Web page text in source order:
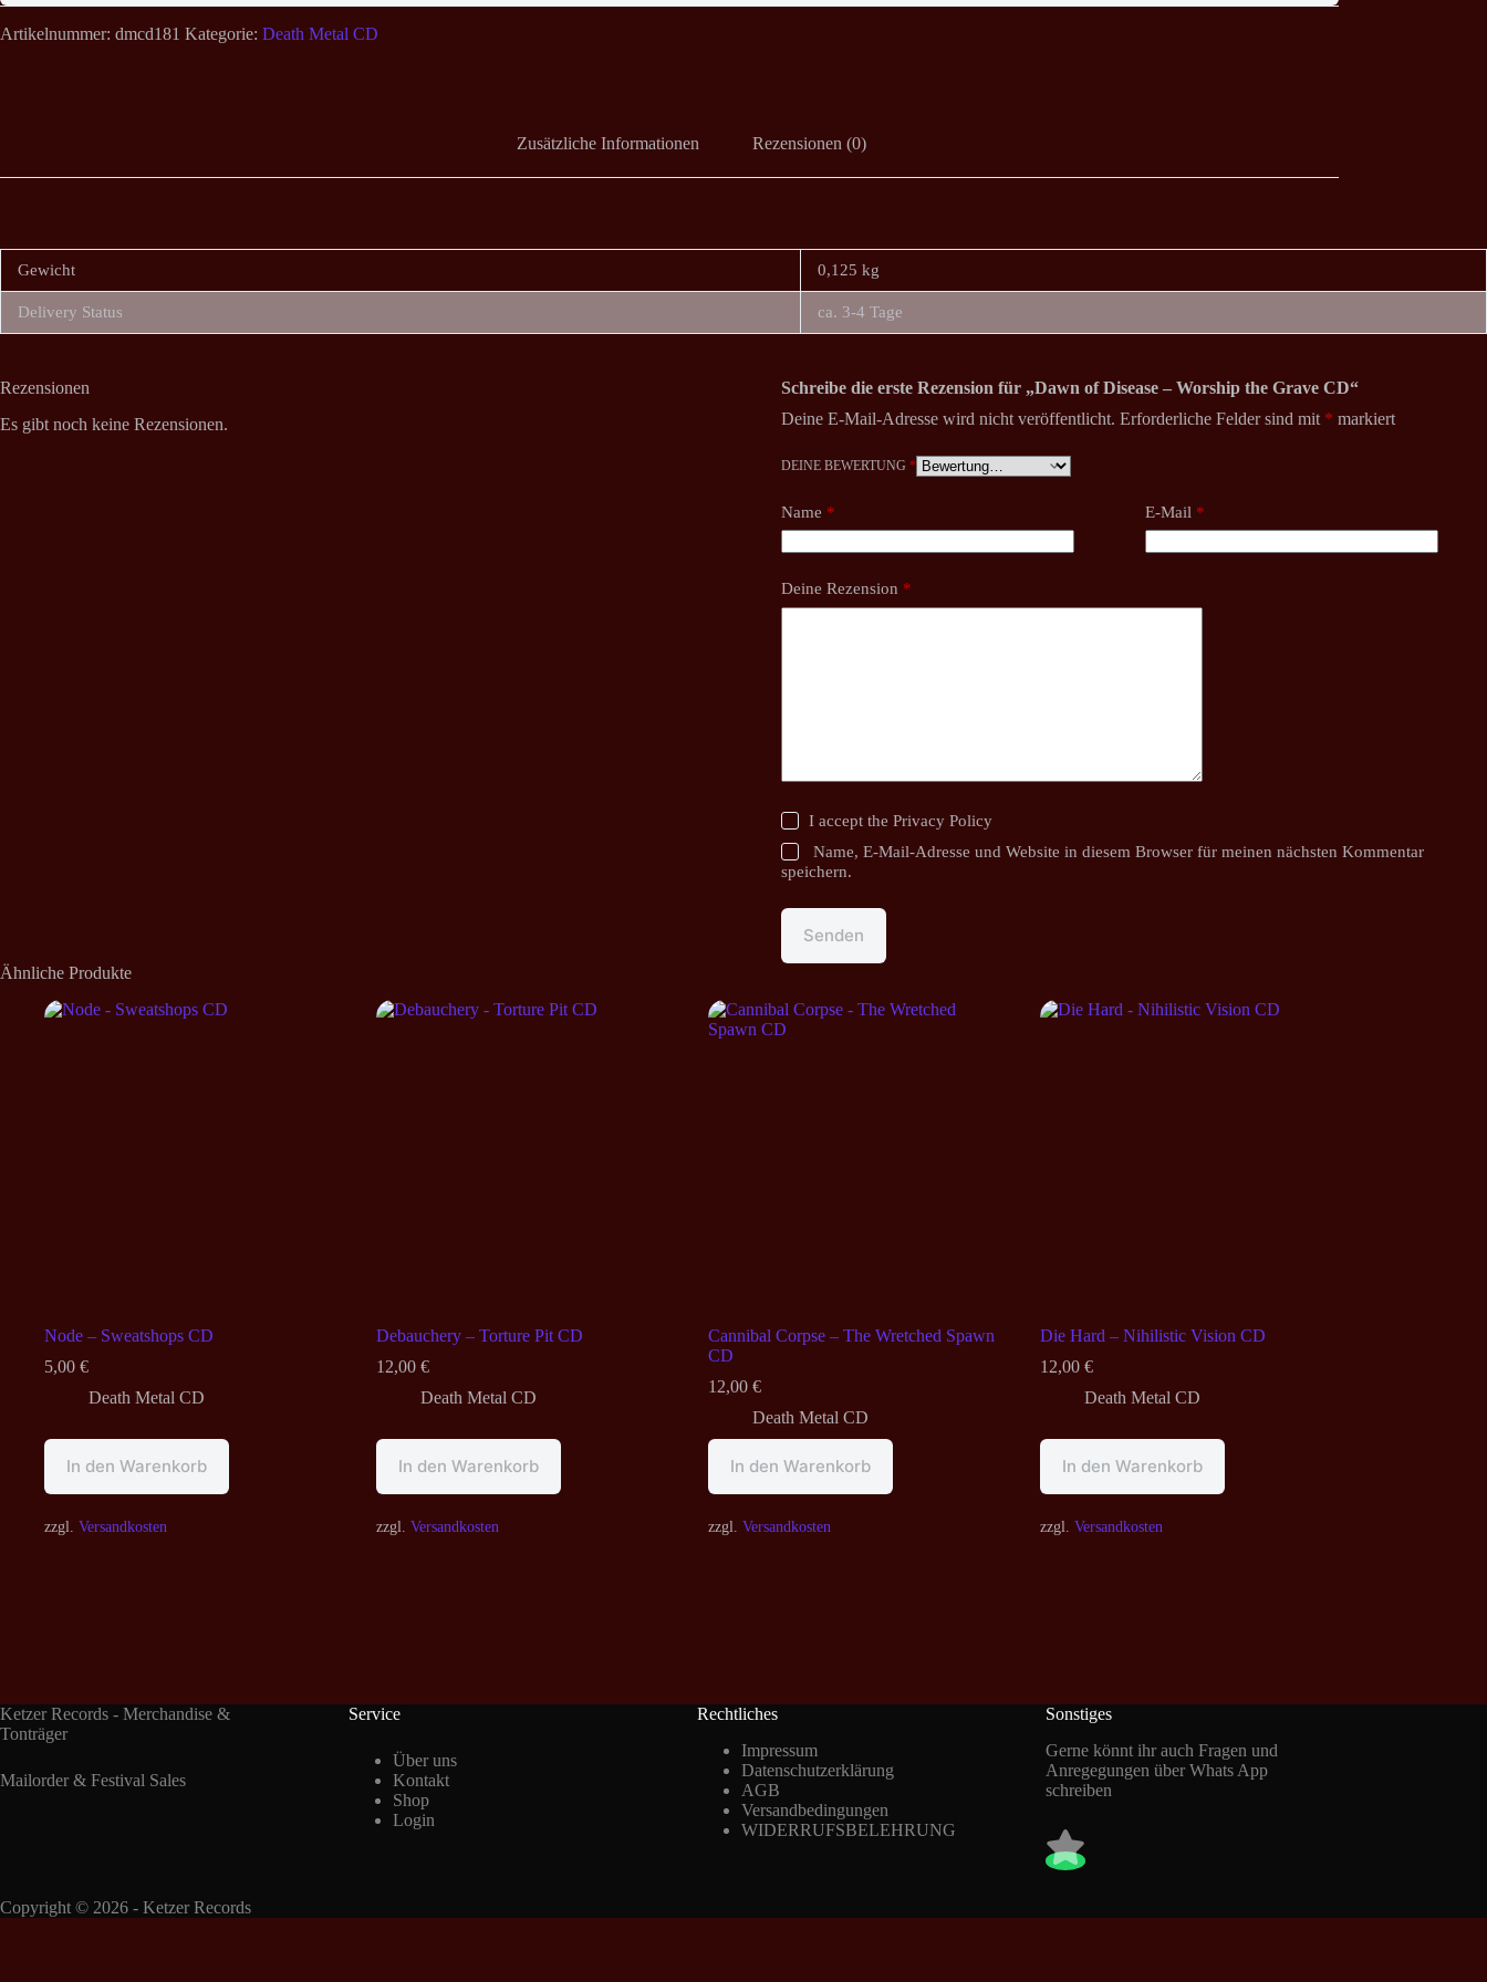
Artikelnummer: dmcd181 Kategorie: Death Metal CD
Zusätzliche Informationen Rezensionen (0)
Gewicht 0,125 kg
Delivery Status ca. 3-4 Tage
Rezensionen
Es gibt noch keine Rezensionen.
Schreibe die erste Rezension für „Dawn of Disease – Worship the Grave CD“
Deine E-Mail-Adresse wird nicht veröffentlicht. Erforderliche Felder sind mit * markiert
DEINE BEWERTUNG *
Name * E-Mail *
Deine Rezension *
I accept the Privacy Policy
Name, E-Mail-Adresse und Website in diesem Browser für meinen nächsten Kommentar
speichern.
Senden
Ähnliche Produkte
Node – Sweatshops CD
5,00 €
Death Metal CD
In den Warenkorb
zzgl. Versandkosten
Debauchery – Torture Pit CD
12,00 €
Death Metal CD
In den Warenkorb
zzgl. Versandkosten
Cannibal Corpse – The Wretched Spawn
CD
12,00 €
Death Metal CD
In den Warenkorb
zzgl. Versandkosten
Die Hard – Nihilistic Vision CD
12,00 €
Death Metal CD
In den Warenkorb
zzgl. Versandkosten
Ketzer Records - Merchandise &
Tonträger
Mailorder & Festival Sales
Service
Über uns
Kontakt
Shop
Login
Rechtliches
Impressum
Datenschutzerklärung
AGB
Versandbedingungen
WIDERRUFSBELEHRUNG
Sonstiges
Gerne könnt ihr auch Fragen und
Anregegungen über Whats App
schreiben
Copyright © 2026 - Ketzer Records